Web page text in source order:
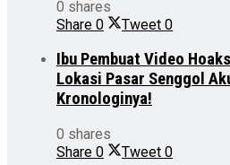
0 shares
Share 0 Tweet 0
Ibu Pembuat Video
Lokasi Pasar Senggol
Kronologinya!
0 shares
Share 0 Tweet 0